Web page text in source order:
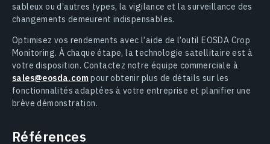
sableux ou d’autres types, la vigilance et la surveillance des
changements demeurent indispensables.
Optimisez vos rendements avec l’aide de l’outil EOSDA Crop
Monitoring. À chaque étape, la technologie satellitaire est à
votre disposition. Contactez notre équipe commerciale à
sales@eosda.compour obtenir plus de détails sur les
fonctionnalités adaptées à votre entreprise et planifier une
brève démonstration.
Références